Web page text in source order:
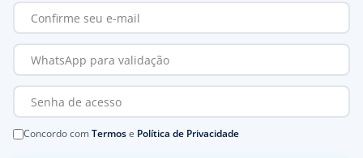
Concordo comTermose Política de Privacidade